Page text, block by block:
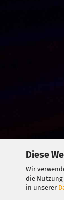
Diese
Wir
die
in unserer